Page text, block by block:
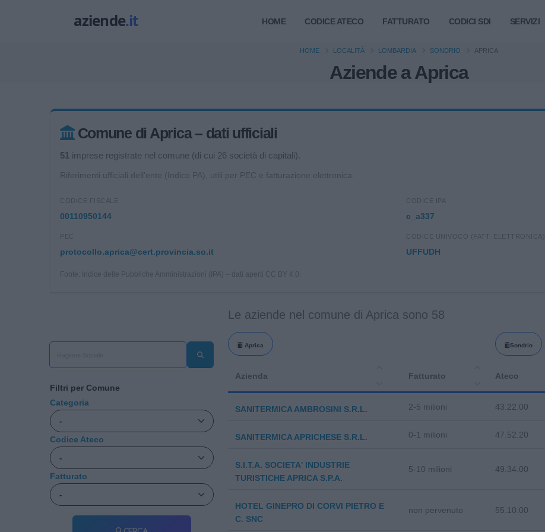
HOME CODICE ATECO FATTURATO CODICI SDI SERVIZI
Aziende a Aprica
HOME LOCALITÀ LOMBARDIA SONDRIO APRICA
Comune di Aprica – dati ufficiali
51 imprese registrate nel comune (di cui 26 società di capitali).
Riferimenti ufficiali dell'ente (Indice PA), utili per PEC e fatturazione elettronica.
CODICE FISCALE
00110950144
CODICE IPA
c_a337
PEC
protocollo.aprica@cert.provincia.so.it
CODICE UNIVOCO (FATT. ELETTRONICA)
UFFUDH
Fonte: Indice delle Pubbliche Amministrazioni (IPA) – dati aperti CC BY 4.0.
Filtri per Comune
Categoria
Codice Ateco
Fatturato
Cerca
Le aziende nel comune di Aprica sono 58
Aprica Sondrio
Azienda Fatturato Ateco
SANITERMICA AMBROSINI S.R.L. 2-5 milioni 43.22.00
SANITERMICA APRICHESE S.R.L. 0-1 milioni 47.52.20
S.I.T.A. SOCIETA' INDUSTRIE
TURISTICHE APRICA S.P.A.
5-10 milioni 49.34.00
HOTEL GINEPRO DI CORVI PIETRO E
C. SNC
non pervenuto 55.10.00